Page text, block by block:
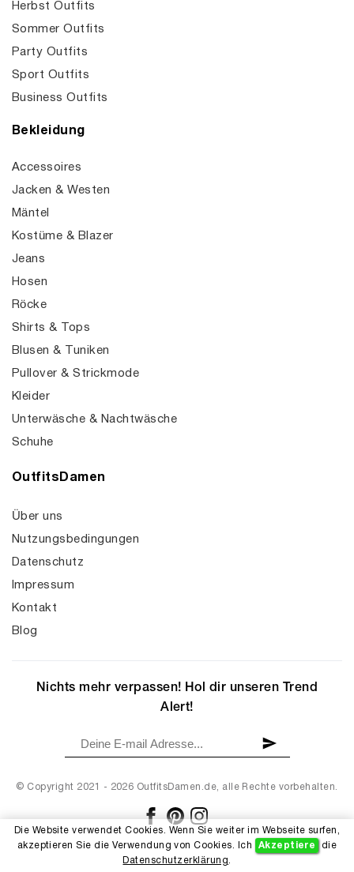
Herbst Outfits
Sommer Outfits
Party Outfits
Sport Outfits
Business Outfits
Bekleidung
Accessoires
Jacken & Westen
Mäntel
Kostüme & Blazer
Jeans
Hosen
Röcke
Shirts & Tops
Blusen & Tuniken
Pullover & Strickmode
Kleider
Unterwäsche & Nachtwäsche
Schuhe
OutfitsDamen
Über uns
Nutzungsbedingungen
Datenschutz
Impressum
Kontakt
Blog
© Copyright 2021 - 2026 OutfitsDamen.de, alle Rechte vorbehalten.
Nichts mehr verpassen! Hol dir unseren Trend
Alert!
Die Website verwendet Cookies. Wenn Sie weiter im Webseite surfen,
akzeptieren Sie die Verwendung von Cookies. Ich
Akzeptiere
die
Datenschutzerklärung